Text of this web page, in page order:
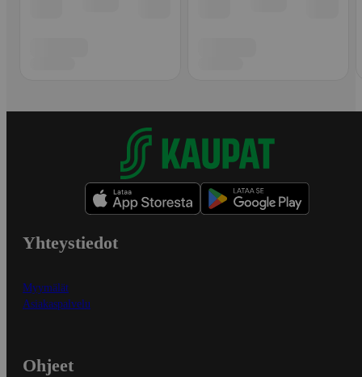
Yhteystiedot
Myymälät
Asiakaspalvelu
Ohjeet